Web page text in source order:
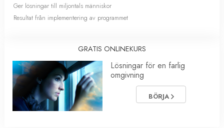
Ger lösningar till miljontals människor
Resultat från implementering av programmet
GRATIS ONLINEKURS
Lösningar för en farlig
omgivning
BÖRJA